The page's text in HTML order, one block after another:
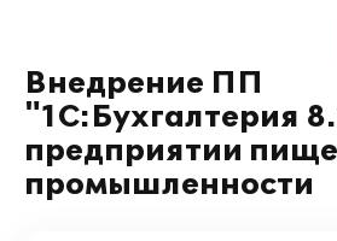
Внедрение ПП
"1С:Бухгалтерия
предприятии
промышленности